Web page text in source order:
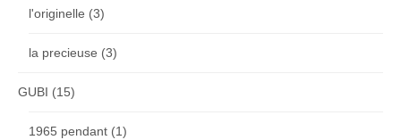
l'originelle (3)
la precieuse (3)
GUBI (15)
1965 pendant (1)